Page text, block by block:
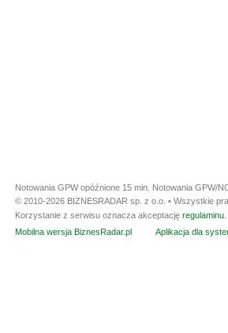
Notowania GPW opóźnione 15 min. Notowania GPW/
© 2010-2026 BIZNESRADAR sp. z o.o. • Wszystkie
Korzystanie z serwisu oznacza akceptację regulaminu
Mobilna wersja BiznesRadar.pl
Aplikacja dla